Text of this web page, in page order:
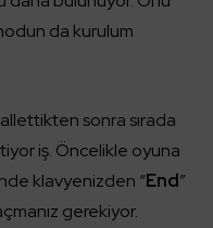
da kurulum
sonra sırada
iş. Öncelikle oyuna
klavyenizden “End”
gerekiyor.